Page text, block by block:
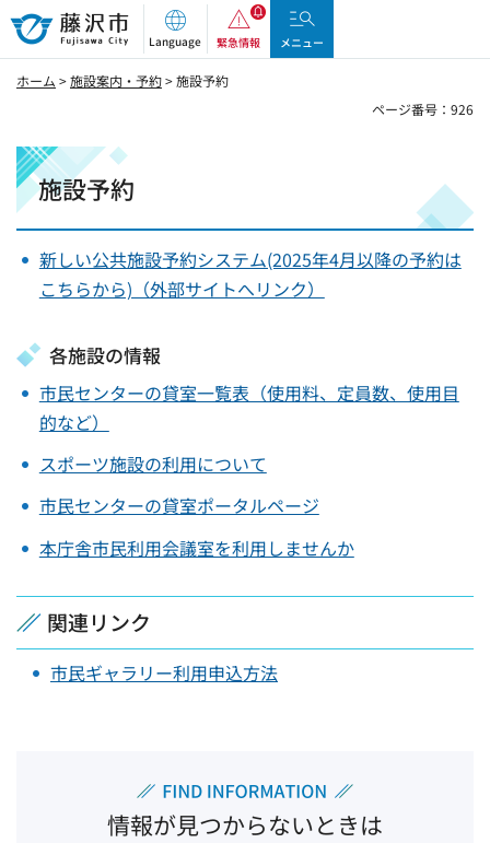
藤沢市
Language 緊急情報 メニュー
ホーム >施設案内・予約> 施設予約
ページ番号：926
施設予約
新しい公共施設予約システム(2025年4月以降の予約は
こちらから)（外部サイトへリンク）
各施設の情報
市民センターの貸室一覧表（使用料、定員数、使用目
的など）
スポーツ施設の利用について
市民センターの貸室ポータルページ
本庁舎市民利用会議室を利用しませんか
関連リンク
市民ギャラリー利用申込方法
情報が見つからないときは